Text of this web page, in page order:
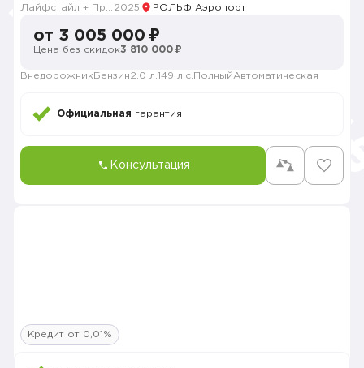
2025 РОЛЬФ Аэропорт
от 3 005 000 ₽
Цена без скидок3 810 000 ₽
Внедорожник Бензин2.0 л. 149 л.с. ПолныйАвтоматическая
Официальная гарантия
Консультация
Кредит от 0,01%